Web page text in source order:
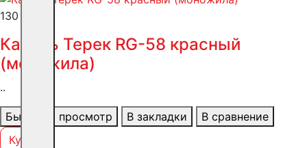
130 ₽
Кабель Терек RG-58 красный
(моножила)
..
Быстрый просмотр В закладки
В сравнение
Купить